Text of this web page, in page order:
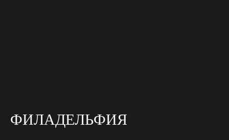
ФИЛАДЕЛЬФИЯ